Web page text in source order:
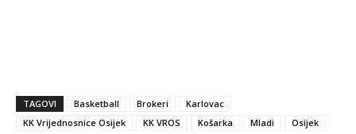
TAGOVI Basketball Brokeri
Karlovac
KK Vrijednosnice Osijek
KK VROS Košarka Mladi
Osijek